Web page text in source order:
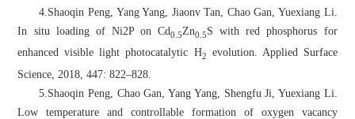
4.Shaoqin Peng, Yang Yang, Jiaonv Tan, Chao Gan, Yuexiang Li.
In situ loading of Ni2P on Cd0.5Zn0.5S with red phosphorus for
enhanced visible light photocatalytic H2
evolution. Applied Surface
Science, 2018, 447: 822–828.
5.Shaoqin Peng, Chao Gan, Yang Yang, Shengfu Ji, Yuexiang Li.
Low temperature and controllable formation of oxygen vacancy